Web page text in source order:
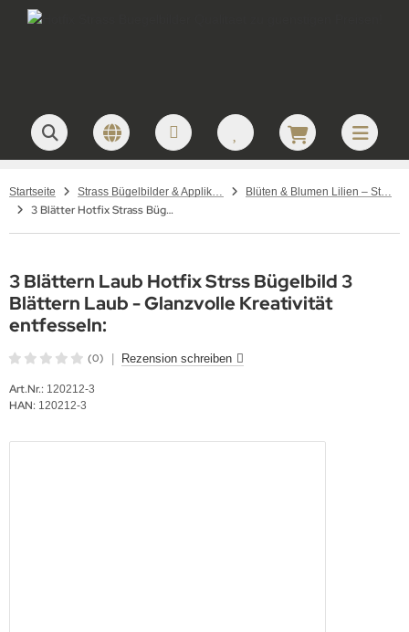
Startseite Strass Bügelbilder & Applikationen zum Aufbügeln Blüten & Blumen Lilien – Strass Bügelbilder
3 Blätter Hotfix Strass Bügelbild 3 Blätter Laub 120212-3
3 Blättern Laub Hotfix Strss Bügelbild 3
Blättern Laub - Glanzvolle Kreativität
entfesseln:
(0) Rezension schreiben
Art.Nr.: 120212-3
HAN: 120212-3